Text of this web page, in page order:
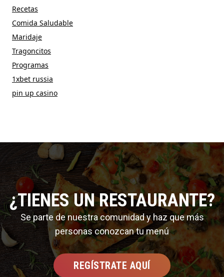
Recetas
Comida Saludable
Maridaje
Tragoncitos
Programas
1xbet russia
pin up casino
¿TIENES UN RESTAURANTE?
Se parte de nuestra comunidad y haz que más
personas conozcan tu menú
REGÍSTRATE AQUÍ